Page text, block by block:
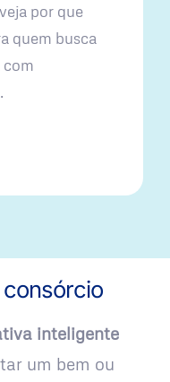
por que
quem busca
inteligente
um bem ou